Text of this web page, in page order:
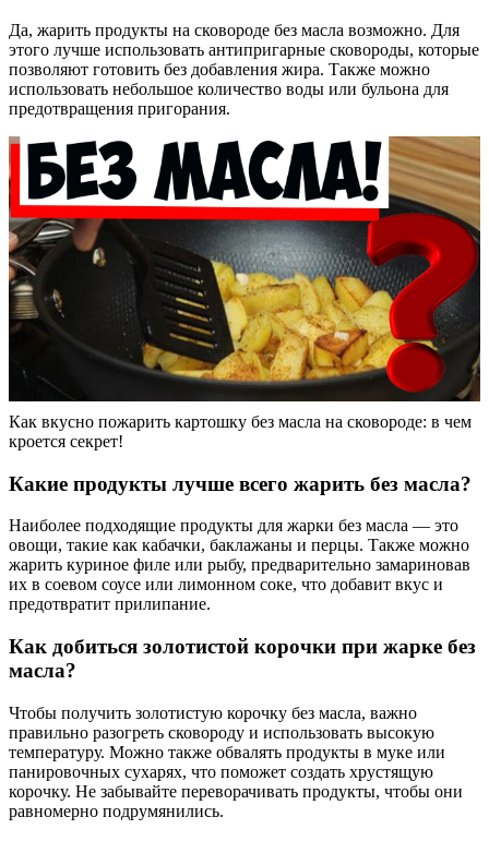
Да, жарить продукты на сковороде без масла возможно. Для
этого лучше использовать антипригарные сковороды, которые
позволяют готовить без добавления жира. Также можно
использовать небольшое количество воды или бульона для
предотвращения пригорания.
Как вкусно пожарить картошку без масла на сковороде: в чем
кроется секрет!
Какие продукты лучше всего жарить без масла?
Наиболее подходящие продукты для жарки без масла — это
овощи, такие как кабачки, баклажаны и перцы. Также можно
жарить куриное филе или рыбу, предварительно замариновав
их в соевом соусе или лимонном соке, что добавит вкус и
предотвратит прилипание.
Как добиться золотистой корочки при жарке без
масла?
Чтобы получить золотистую корочку без масла, важно
правильно разогреть сковороду и использовать высокую
температуру. Можно также обвалять продукты в муке или
панировочных сухарях, что поможет создать хрустящую
корочку. Не забывайте переворачивать продукты, чтобы они
равномерно подрумянились.